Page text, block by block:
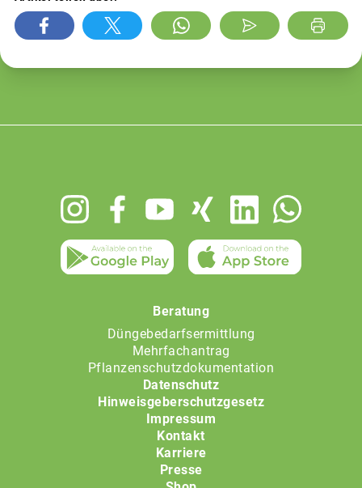
Beratung
Düngebedarfsermittlung
Mehrfachantrag
Pflanzenschutzdokumentation
Datenschutz
Hinweisgeberschutzgesetz
Impressum
Kontakt
Karriere
Presse